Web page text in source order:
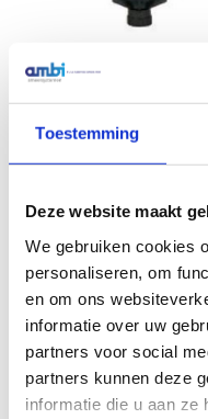
Toestemming
Deze website maakt
We gebruiken cookies
personaliseren, om
en om ons
informatie over uw
partners voor social
partners kunnen deze
informatie die u aan ze
Universele Olie
€66,52 Excl. btw
In winkelwagen